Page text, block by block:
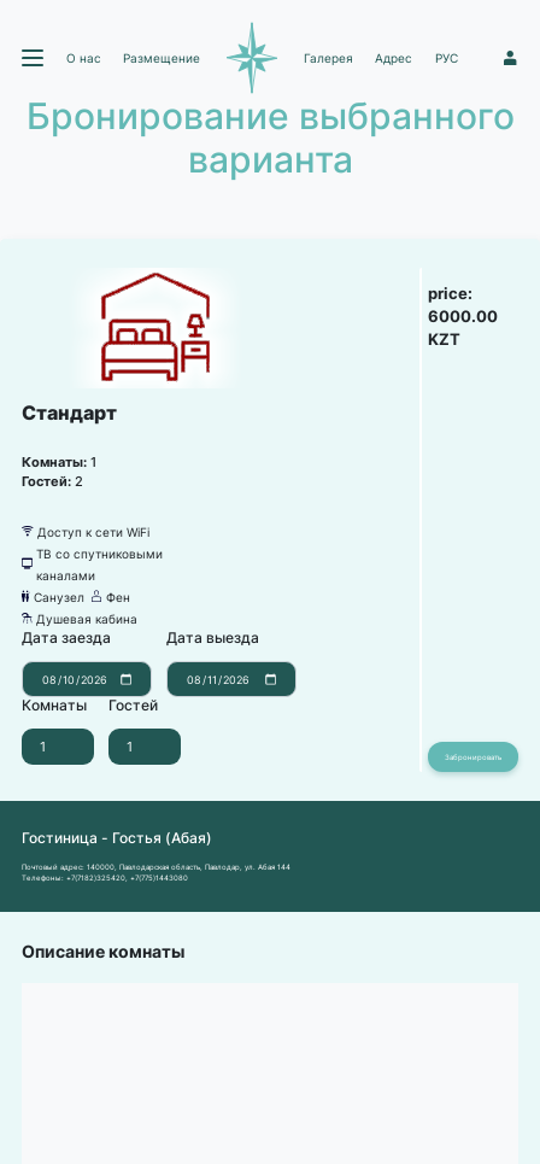
О нас Размещение Галерея Адрес РУС 1
Бронирование выбранного
варианта
Стандарт
Комнаты: 1
Гостей: 2
뀄 Доступ к сети WiFi
넎
ТВ со спутниковыми
каналами
댃 Санузел 덶 Фен
댴 Душевая кабина
Дата заезда Дата выезда
Комнаты Гостей
price:
6000.00
KZT
Гостиница - Гостья (Абая)
Почтовый адрес: 140000, Павлодарская область, Павлодар, ул. Абая 144
Телефоны: +7(7182)325420 +7(775)1443080
Описание комнаты